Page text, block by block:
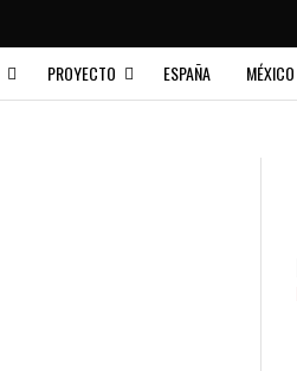
PROYECTO ESPAÑA MÉXICO